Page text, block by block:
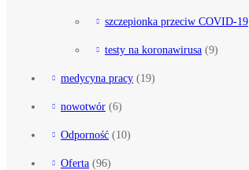
szczepionka przeciw COVID-19
testy na koronawirusa (9)
medycyna pracy (19)
nowotwór (6)
Odporność (10)
Oferta (96)